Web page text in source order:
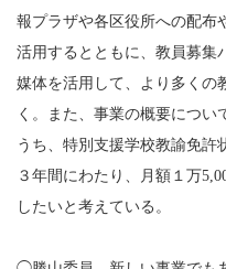
報プラザや各区役所への配布
活用するとともに、教員募集
媒体を活用して、より多くの
く。また、事業の概要につ
うち、特別支援学校教諭免許
３年間にわたり、月額１万
したいと考えている。